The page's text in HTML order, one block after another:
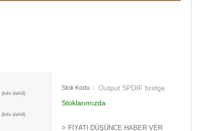
Stok Kodu
Output SPDIF bridge
Stoklarımızda
FIYATI DÜŞÜNCE HABER VER